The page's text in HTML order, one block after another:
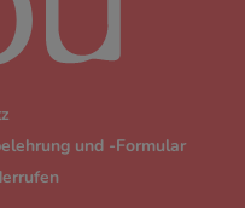
und -Formular